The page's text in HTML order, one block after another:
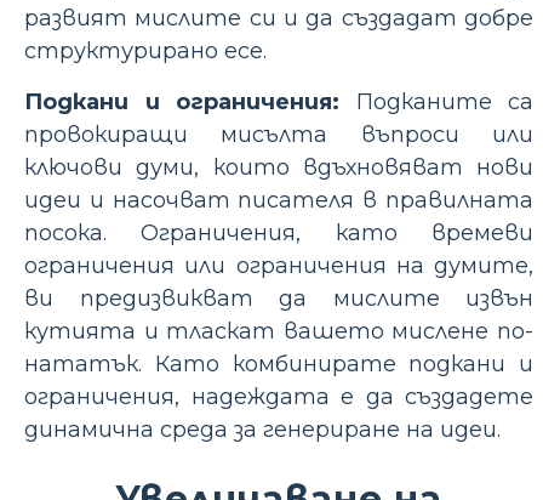
развият мислите си и да създадат добре
структурирано есе.
Подкани и ограничения: Подканите са
провокиращи мисълта въпроси или
ключови думи, които вдъхновяват нови
идеи и насочват писателя в правилната
посока. Ограничения, като времеви
ограничения или ограничения на думите,
ви предизвикват да мислите извън
кутията и тласкат вашето мислене по-
нататък. Като комбинирате подкани и
ограничения, надеждата е да създадете
динамична среда за генериране на идеи.